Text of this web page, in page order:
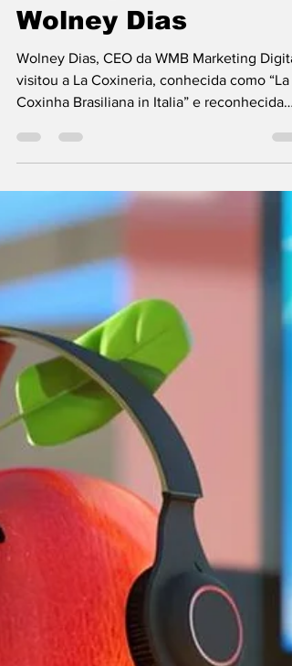
Europa que chamou
a atenção do CEO
Wolney Dias
visitou a La Coxineria, conhecida como “La
Coxinha Brasiliana in Italia” e reconhecida
como a melhor coxinha da Europa.